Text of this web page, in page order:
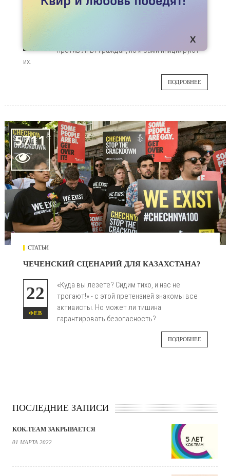
02
оправдывают или поддерживают действия
против ЛГБТ-граждан, но и сами инициируют
их.
ПОДРОБНЕЕ
5711

СТАТЬИ
ЧЕЧЕНСКИЙ СЦЕНАРИЙ ДЛЯ КАЗАХСТАНА?
22
ФЕВ
«Куда вы лезете? Сидим тихо, и нас не
трогают!» - с этой претензией знакомы все
активисты. Но может ли тишина
гарантировать безопасность?
ПОДРОБНЕЕ
ПОСЛЕДНИЕ ЗАПИСИ
KOK.TEAM ЗАКРЫВАЕТСЯ
01 МАРТА 2022